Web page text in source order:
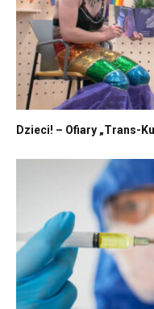
Dzieci! – Ofiary „Trans-